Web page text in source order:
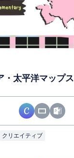
・太平洋マップ
クリエイティブ